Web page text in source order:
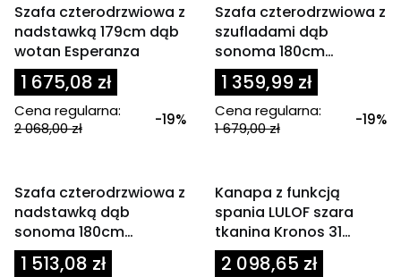
Szafa czterodrzwiowa z
nadstawką 179cm dąb
wotan Esperanza
1 675,08 zł
Cena regularna:
2 068,00 zł
-19%
Szafa czterodrzwiowa z
szufladami dąb
sonoma 180cm
ESPERANZA
1 359,99 zł
Cena regularna:
1 679,00 zł
-19%
Szafa czterodrzwiowa z
nadstawką dąb
sonoma 180cm
Esperanza
1 513,08 zł
Kanapa z funkcją
spania LULOF szara
tkanina Kronos 31
233x93 cm
2 098,65 zł